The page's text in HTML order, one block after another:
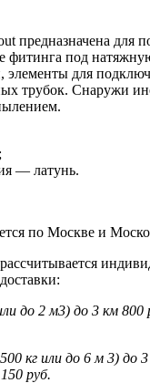
предназначена для
фитинга под
элементы для
трубок. Снаружи
— латунь.
по Москве и
до 2 м3) до 3 км 800
кг или до 6 м 3) до 3
руб.